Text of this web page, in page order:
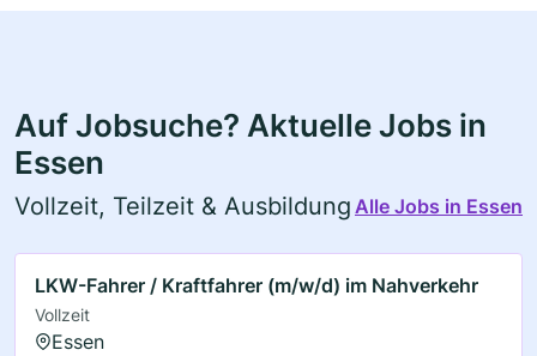
Auf Jobsuche? Aktuelle Jobs in
Essen
Vollzeit, Teilzeit & Ausbildung Alle Jobs in Essen
LKW-Fahrer / Kraftfahrer (m/w/d) im Nahverkehr
Vollzeit
Essen